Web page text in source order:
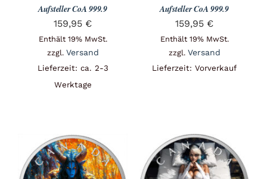
Aufsteller CoA 999.9
159,95 €
Enthält 19% MwSt.
zzgl. Versand
Lieferzeit: ca. 2-3
Werktage
Aufsteller CoA 999.9
159,95 €
Enthält 19% MwSt.
zzgl. Versand
Lieferzeit: Vorverkauf